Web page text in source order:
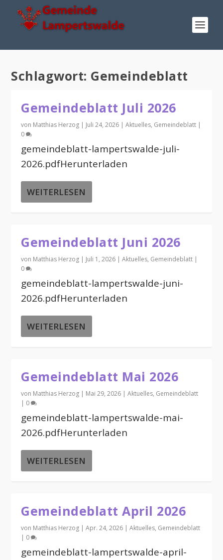
Schlagwort: Gemeindeblatt
Gemeindeblatt Juli 2026
von Matthias Herzog | Juli 24, 2026 |Aktuelles, Gemeindeblatt |
0
gemeindeblatt-lampertswalde-juli-
2026.pdfHerunterladen
WEITERLESEN
Gemeindeblatt Juni 2026
von Matthias Herzog | Juli 1, 2026 |Aktuelles, Gemeindeblatt |
0
gemeindeblatt-lampertswalde-juni-
2026.pdfHerunterladen
WEITERLESEN
Gemeindeblatt Mai 2026
von Matthias Herzog | Mai 29, 2026 |Aktuelles, Gemeindeblatt
| 0
gemeindeblatt-lampertswalde-mai-
2026.pdfHerunterladen
WEITERLESEN
Gemeindeblatt April 2026
von Matthias Herzog |Apr. 24, 2026 |Aktuelles, Gemeindeblatt
| 0
gemeindeblatt-lampertswalde-april-